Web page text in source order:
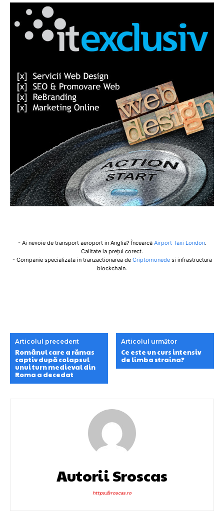
- Ai nevoie de transport aeroport in Anglia? Încearcă Airport Taxi London.
Calitate la prețul corect.
- Companie specializata in tranzactionarea de Criptomonedesi infrastructura
blockchain.
Articolul precedent
Românul care a rămas
captiv după colapsul
unui turn medieval din
Roma a decedat
Articolul următor
Ce este un curs intensiv
de limba straina?
Autorii Sroscas
https://sroscas.ro